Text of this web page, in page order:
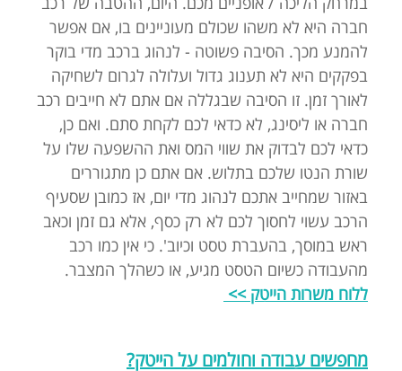
חברה היא לא משהו שכולם מעוניינים בו, אם אפשר
להמנע מכך. הסיבה פשוטה - לנהוג ברכב מדי בוקר
בפקקים היא לא תענוג גדול ועלולה לגרום לשחיקה
לאורך זמן. זו הסיבה שבגללה אם אתם לא חייבים רכב
חברה או ליסינג, לא כדאי לכם לקחת סתם. ואם כן,
כדאי לכם לבדוק את שווי המס ואת ההשפעה שלו על
שורת הנטו שלכם בתלוש. אם אתם כן מתגוררים
באזור שמחייב אתכם לנהוג מדי יום, אז כמובן שסעיף
הרכב עשוי לחסוך לכם לא רק כסף, אלא גם זמן וכאב
ראש במוסך, בהעברת טסט וכיוב'. כי אין כמו רכב
מהעבודה כשיום הטסט מגיע, או כשהלך המצבר.
ללוח משרות הייטק >>
מחפשים עבודה וחולמים על הייטק?